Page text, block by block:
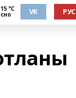
°С VK РУС